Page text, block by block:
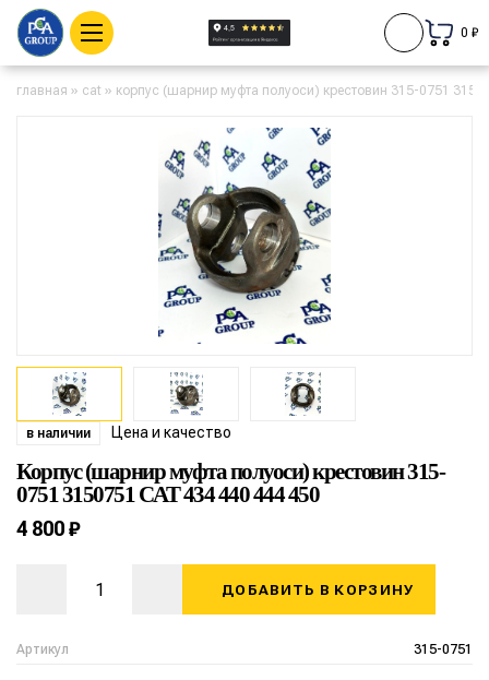
0 ₽
главная » cat » корпус (шарнир муфта полуоси) крестовин 315-0751
в наличии Цена и качество
Корпус (шарнир муфта полуоси) крестовин 315-
0751 3150751 CAT 434 440 444 450
Артикул 315-0751
4 800 ₽
ДОБАВИТЬ В КОРЗИНУ